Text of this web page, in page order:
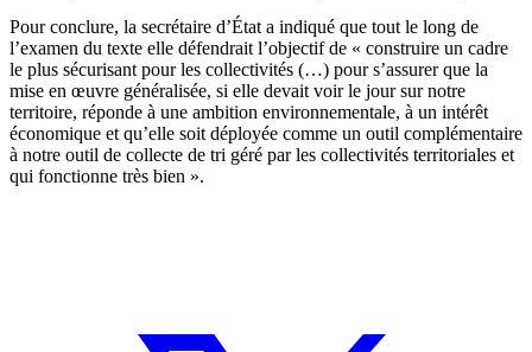
Pour conclure, la secrétaire d’État a indiqué que tout le long de
l’examen du texte elle défendrait l’objectif de « construire un cadre
le plus sécurisant pour les collectivités (…) pour s’assurer que la
mise en œuvre généralisée, si elle devait voir le jour sur notre
territoire, réponde à une ambition environnementale, à un intérêt
économique et qu’elle soit déployée comme un outil complémentaire
à notre outil de collecte de tri géré par les collectivités territoriales et
qui fonctionne très bien ».